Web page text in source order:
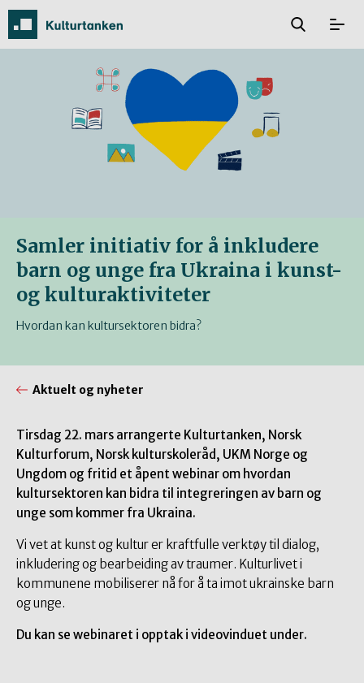
Samler initiativ for å inkludere
barn og unge fra Ukraina i kunst-
og kulturaktiviteter
Hvordan kan kultursektoren bidra?
Aktuelt og nyheter
Tirsdag 22. mars arrangerte Kulturtanken, Norsk
Kulturforum, Norsk kulturskoleråd, UKM Norge og
Ungdom og fritid et åpent webinar om hvordan
kultursektoren kan bidra til integreringen av barn og
unge som kommer fra Ukraina.
Vi vet at kunst og kultur er kraftfulle verktøy til dialog,
inkludering og bearbeiding av traumer. Kulturlivet i
kommunene mobiliserer nå for å ta imot ukrainske barn
og unge.
Du kan se webinaret i opptak i videovinduet under.